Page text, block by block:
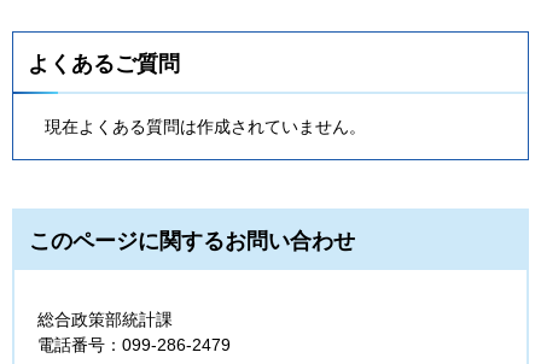
よくあるご質問
現在よくある質問は作成されていません。
このページに関するお問い合わせ
総合政策部統計課
電話番号：099-286-2479